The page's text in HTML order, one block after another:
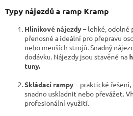
v
ý
p
i
Typy nájezdů a ramp Kramp
Hliníkové nájezdy– lehké, odolné
přenosné a ideální pro přepravu
nebo menších strojů. Snadný
dodávku. Nájezdy jsou stavěné na
tuny.
Skládací rampy– praktické
snadno uskladnit nebo převážet.
profesionální využití.